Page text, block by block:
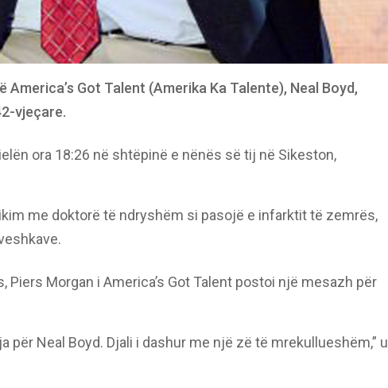
Got Talent (Amerika Ka Talente), Neal Boyd,
vjeçare.
ora 18:26 në shtëpinë e nënës së tij në Sikeston,
me doktorë të ndryshëm si pasojë e infarktit të zemrës,
Piers Morgan i America’s Got Talent postoi një mesazh për
për Neal Boyd. Djali i dashur me një zë të mrekullueshëm,” u